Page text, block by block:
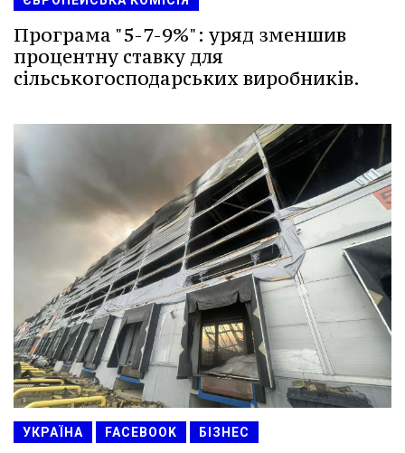
Програма "5-7-9%": уряд зменшив
процентну ставку для
сільськогосподарських виробників.
УКРАЇНА FACEBOOK БІЗНЕС